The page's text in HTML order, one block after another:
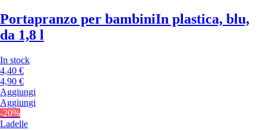
Portapranzo per bambiniIn plastica, blu,
da 1,8 l
In stock
4,40 €
4,90 €
Aggiungi
Aggiungi
-20%
Ladelle